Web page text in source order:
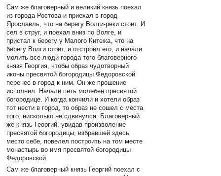
Сам же благоверный и великий князь поехал
из города Ростова и приехал в город
Ярославль, что на берегу Волги-реки стоит. И
сел в струг, и поехал вниз по Волге, и
пристал к берегу у Малого Китежа, что на
берегу Волги стоит, и отстроил его, и начали
молить все люди города того благоверного
князя Георгия, чтобы образ чудотворный
иконы пресвятой богородицы Федоровской
перенес в город к ним. Он же прошение
исполнил. Начали петь молебен пресвятой
богородице. И когда кончили и хотели образ
тот нести в город, то образ не сошел с места
того, нисколько не сдвинулся. Благоверный
же князь Георгий, увидав произволение
пресвятой богородицы, избравшей здесь
место себе, повелел построить на том месте
монастырь во имя пресвятой богородицы
Федоровской.
Сам же благоверный князь Георгий поехал с